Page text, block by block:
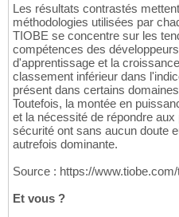
Les résultats contrastés
méthodologies utilisées par
TIOBE se concentre sur les
compétences des
d'apprentissage et la
classement inférieur dans
présent dans certains
Toutefois, la montée en
et la nécessité de répondre
sécurité ont sans aucun doute
autrefois dominante.
Source : https://
Et vous ?